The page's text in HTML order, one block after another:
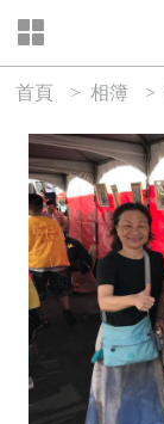
首頁 > 相簿 >